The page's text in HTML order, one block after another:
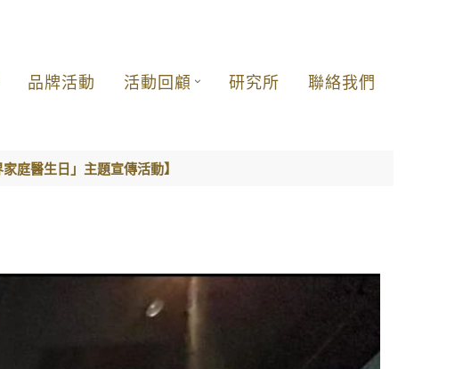
品牌活動 活動回顧 研究所 聯絡我們
庭醫生日」主題宣傳活動】